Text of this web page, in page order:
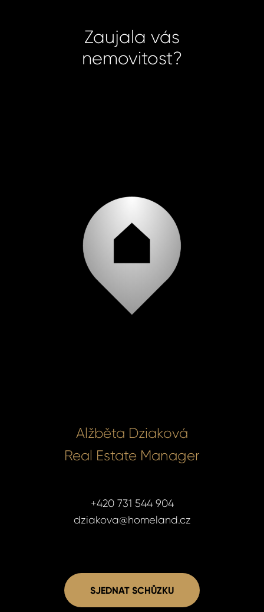
Zaujala vás
nemovitost?
Alžběta Dziaková
Real Estate Manager
+420 731 544 904
dziakova@homeland.cz
SJEDNAT SCHŮZKU